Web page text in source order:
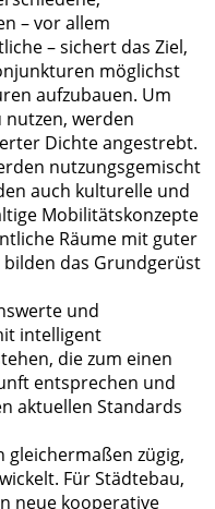
– vor allem
– sichert das Ziel,
möglichst
aufzubauen. Um
nutzen, werden
Dichte angestrebt.
nutzungsgemischt
auch kulturelle und
Mobilitätskonzepte
Räume mit guter
das Grundgerüst
und
intelligent
die zum einen
entsprechen und
aktuellen Standards
gleichermaßen zügig,
Für Städtebau,
neue kooperative